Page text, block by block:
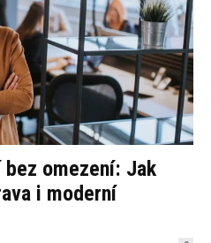
omezení: Jak
i moderní